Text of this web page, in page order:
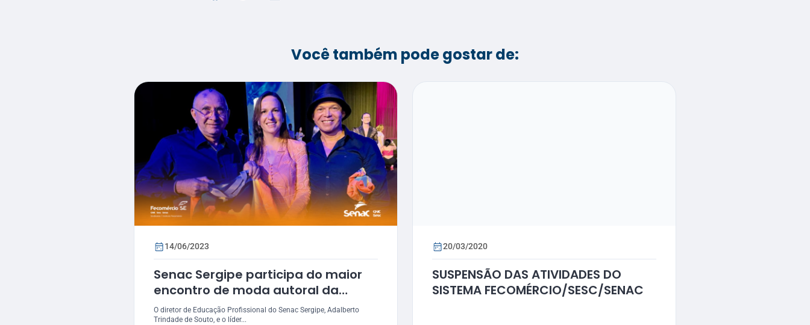
Você também pode gostar de:
14/06/2023
Senac Sergipe participa do maior
encontro de moda autoral da
América Latina
O diretor de Educação Profissional do Senac Sergipe, Adalberto
Trindade de Souto, e o líder...
20/03/2020
SUSPENSÃO DAS ATIVIDADES DO
SISTEMA FECOMÉRCIO/SESC/SENAC